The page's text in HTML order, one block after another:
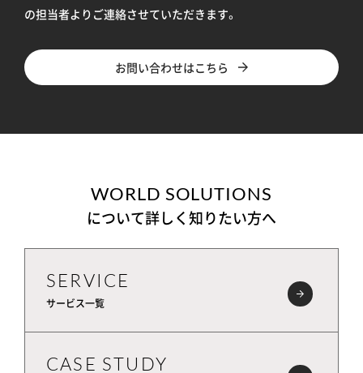
の担当者よりご連絡させていただきます。
お問い合わせはこちら
WORLD SOLUTIONS
について詳しく知りたい方へ
SERVICE
サービス一覧
CASE STUDY